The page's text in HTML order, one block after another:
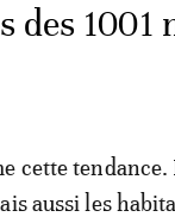
des 1001
cette tendance.
aussi les